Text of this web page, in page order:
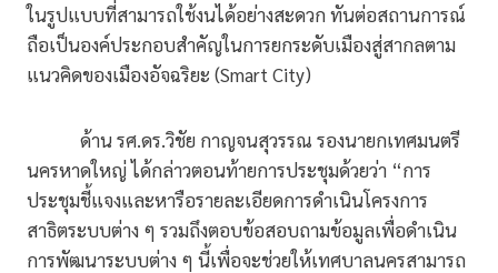
ในรูปแบบที่สามารถใช้งนได้อย่างสะดวก ทันต่อสถานการณ์
ถือเป็นองค์ประกอบสำคัญในการยกระดับเมืองสู่สากลตาม
แนวคิดของเมืองอัจฉริยะ (Smart City)
ด้าน รศ.ดร.วิชัย กาญจนสุวรรณ รองนายกเทศมนตรี
นครหาดใหญ่ ได้กล่าวตอนท้ายการประชุมด้วยว่า “การ
ประชุมชี้แจงและหารือรายละเอียดการดำเนินโครงการ
สาธิตระบบต่าง ๆ รวมถึงตอบข้อสอบถามข้อมูลเพื่อดำเนิน
การพัฒนาระบบต่าง ๆ นี้เพื่อจะช่วยให้เทศบาลนครสามารถ